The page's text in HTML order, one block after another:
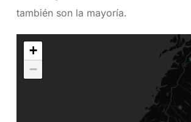
también son la mayoría.